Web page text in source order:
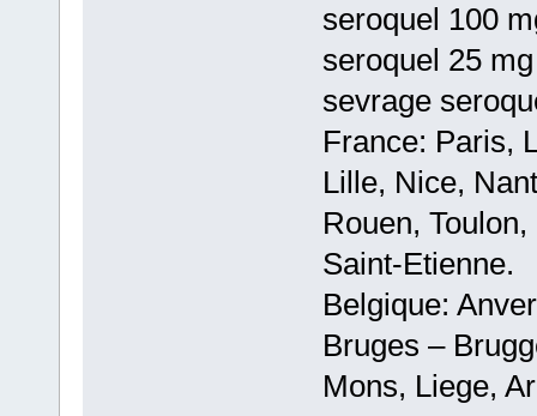
seroquel 100
seroquel 25
sevrage
France: Paris,
Lille, Nice,
Rouen,
Saint-Etienne.
Belgique:
Bruges –
Mons, Liege,